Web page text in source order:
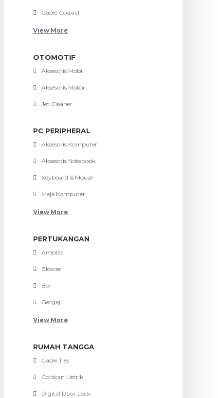
Cable Coaxial
View More
OTOMOTIF
Aksesoris Mobil
Aksesoris Motor
Jet Cleaner
PC PERIPHERAL
Aksesoris Komputer
Aksesoris Notebook
Keyboard & Mouse
Meja Komputer
View More
PERTUKANGAN
Amplas
Blower
Bor
Gergaji
View More
RUMAH TANGGA
Cable Ties
Colokan Listrik
Digital Door Lock